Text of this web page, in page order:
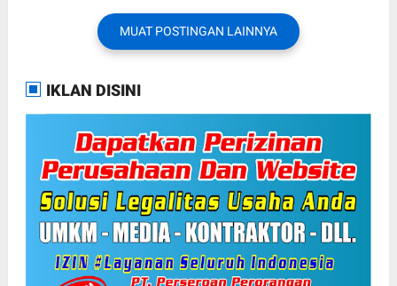
MUAT POSTINGAN LAINNYA
IKLAN DISINI